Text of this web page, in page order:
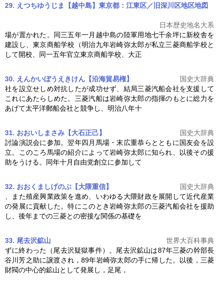
29. えつちゆうじま【越中島】東京都：江東区／旧深川区地区地図
日本歴史地名大系
場が置かれた。同三五年一月越中島の陸軍用地七千余坪に新校舎を
建設し、東京商船学校（明治九年岩崎弥太郎が私立三菱商船学校と
して開校、同一五年官立東京商船学校、大正
30. えんかいぼうえきけん【沿海貿易権】
国史大辞典
社を設立せしめ対抗したが成功せず、結局三菱汽船会社を支援して
これにあたらしめた。三菱汽船は岩崎弥太郎の指揮のもとに総力を
あげて太平洋郵船会社と競争し、明治八年十
31. おおいしまさみ【大石正己】
国史大辞典
討論演説会に参加。翌年四月馬場・末広重恭らとともに国友会を設
立。このころ馬場の紹介によって岩崎弥太郎に知られ、以後その援
助をうける。同年十月自由党創立に参加して
32. おおくましげのぶ【大隈重信】
国史大辞典
、また殖産興業政策を進め、いわゆる大隈財政を展開して近代産業
の発展に貢献した。特にこのとき岩崎弥太郎の三菱汽船会社を援助
し、後年までの三菱との密接な関係の基礎を
33. 尾去沢鉱山
世界大百科事典
ずに終わった（尾去沢疑獄事件）。尾去沢鉱山は87年三菱の幹部長
谷川芳之助に譲渡され，89年岩崎弥太郎の手に帰した。以後，三菱
財閥の中心的鉱山として発展し，足尾，